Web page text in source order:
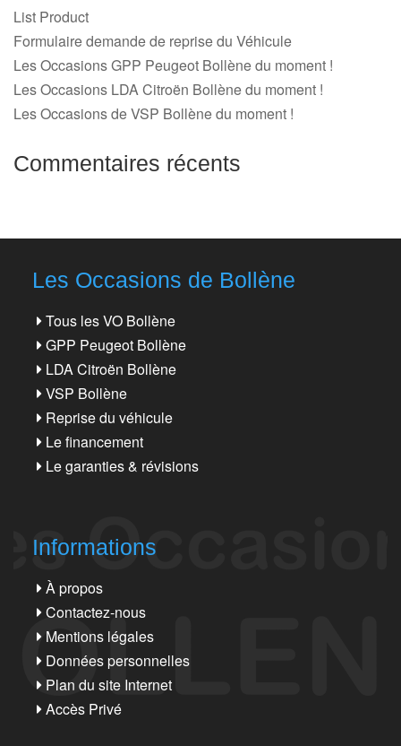
List Product
Formulaire demande de reprise du Véhicule
Les Occasions GPP Peugeot Bollène du moment !
Les Occasions LDA Citroën Bollène du moment !
Les Occasions de VSP Bollène du moment !
Commentaires récents
Les Occasions de Bollène
Tous les VO Bollène
GPP Peugeot Bollène
LDA Citroën Bollène
VSP Bollène
Reprise du véhicule
Le financement
Le garanties & révisions
Informations
À propos
Contactez-nous
Mentions légales
Données personnelles
Plan du site Internet
Accès Privé